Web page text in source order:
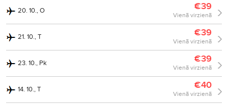
20. 10., O €39
Vienā virzienā
21. 10., T €39
Vienā virzienā
23. 10., Pk €39
Vienā virzienā
14. 10., T €40
Vienā virzienā